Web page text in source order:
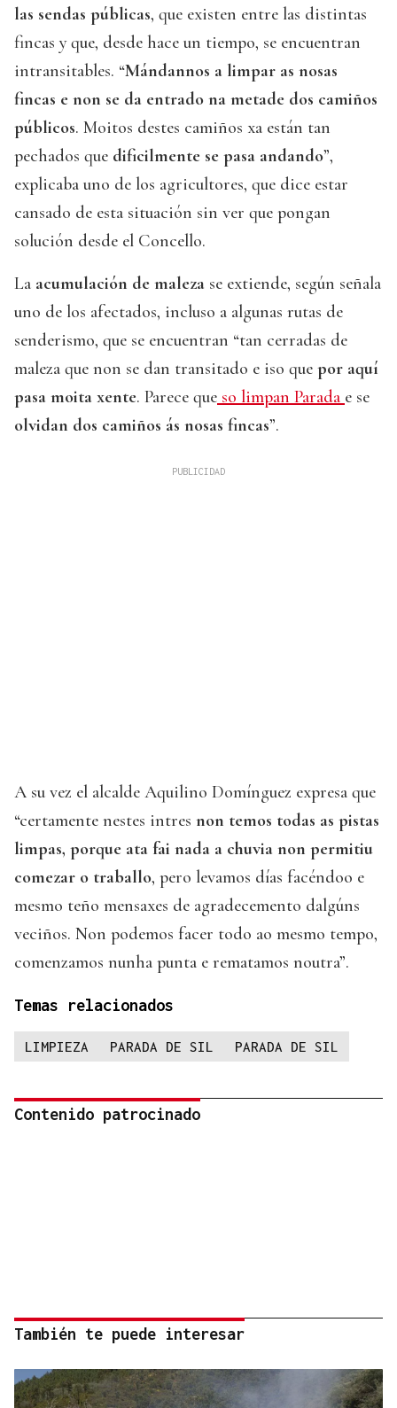
las sendas públicas, que existen entre las distintas
fincas y que, desde hace un tiempo, se encuentran
intransitables. “Mándannos a limpar as nosas
fincas e non se da entrado na metade dos camiños
públicos. Moitos destes camiños xa están tan
pechados que dificilmente se pasa andando”,
explicaba uno de los agricultores, que dice estar
cansado de esta situación sin ver que pongan
solución desde el Concello.
La acumulación de maleza se extiende, según señala
uno de los afectados, incluso a algunas rutas de
senderismo, que se encuentran “tan cerradas de
maleza que non se dan transitado e iso que por aquí
pasa moita xente. Parece que so limpan Parada e se
olvidan dos camiños ás nosas fincas”.
A su vez el alcalde Aquilino Domínguez expresa que
“certamente nestes intres non temos todas as pistas
limpas, porque ata fai nada a chuvia non permitiu
comezar o traballo, pero levamos días facéndoo e
mesmo teño mensaxes de agradecemento dalgúns
veciños. Non podemos facer todo ao mesmo tempo,
comenzamos nunha punta e rematamos noutra”.
Temas relacionados
LIMPIEZA PARADA DE SIL PARADA DE SIL
Contenido patrocinado
También te puede interesar